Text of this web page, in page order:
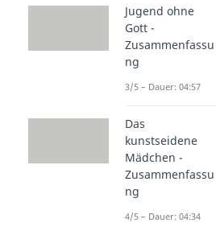
Jugend ohne
Gott -
Zusammenfassu
ng
3/5 – Dauer: 04:57
Das
kunstseidene
Mädchen -
Zusammenfassu
ng
4/5 – Dauer: 04:34